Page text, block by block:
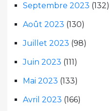
Septembre 2023 (132)
Août 2023 (130)
Juillet 2023 (98)
Juin 2023 (111)
Mai 2023 (133)
Avril 2023 (166)